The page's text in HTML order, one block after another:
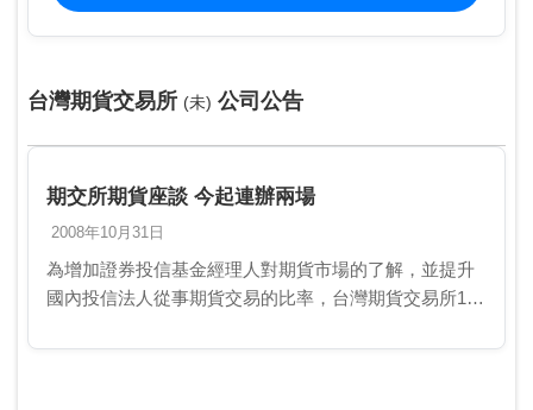
台灣期貨交易所 (未) 公司公告
期交所期貨座談 今起連辦兩場
2008年10月31日
為增加證券投信基金經理人對期貨市場的了解，並提升
國內投信法人從事期貨交易的比率，台灣期貨交易所10
座談會」，邀請投信業、期貨業就證券、期貨及選擇權